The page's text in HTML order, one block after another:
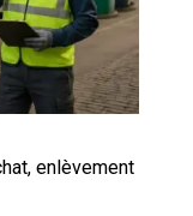
enlèvement